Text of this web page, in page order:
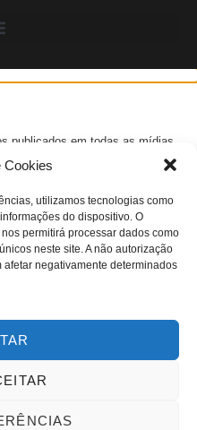
Cookies
utilizamos tecnologias como
do dispositivo. O
permitirá processar dados como
neste site. A não autorização
negativamente determinados
publicados em todas as mídias
imagens, gráficos, e qualquer
as mídias sociais do Diário
ou transmitidas de
incluindo fotocópia, gravação,
sem a prévia
diversos do material aqui
11.99699 9955